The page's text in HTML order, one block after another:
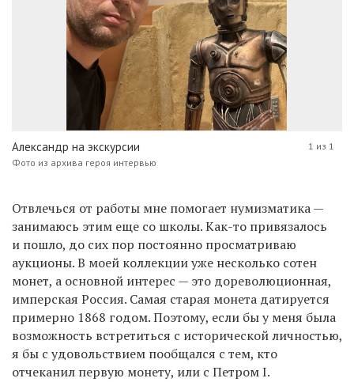
Александр на экскурсии
Фото из архива героя интервью
1 из 1
Отвлечься от работы мне помогает нумизматика —
занимаюсь этим еще со школы. Как-то привязалось
и пошло, до сих пор постоянно просматриваю
аукционы. В моей коллекции уже несколько сотен
монет, а основной интерес — это дореволюционная,
имперская Россия. Самая старая монета датируется
примерно 1868 годом. Поэтому, если бы у меня была
возможность встретиться с исторической личностью,
я бы с удовольствием пообщался с тем, кто
отчеканил первую монету, или с Петром I.